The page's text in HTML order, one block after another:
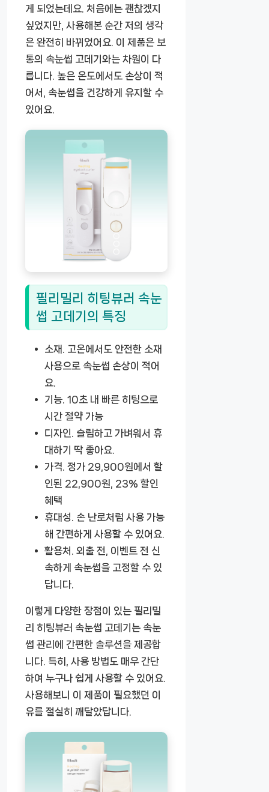
게 되었는데요. 처음에는 괜찮겠지
싶었지만, 사용해본 순간 저의 생각
은 완전히 바뀌었어요. 이 제품은 보
통의 속눈썹 고데기와는 차원이 다
릅니다. 높은 온도에서도 손상이 적
어서, 속눈썹을 건강하게 유지할 수
있어요.
필리밀리 히팅뷰러 속눈
썹 고데기의 특징
소재.
고온에서도 안전한 소재
사용으로 속눈썹 손상이 적어
요.
기능. 10초 내 빠른 히팅으로
시간 절약 가능
디자인.
슬림하고 가벼워서 휴
대하기 딱 좋아요.
가격. 정가 29,900원에서 할
인된 22,900원, 23% 할인
혜택
휴대성. 손 난로처럼 사용 가능
해 간편하게 사용할 수 있어요.
활용처.
외출 전, 이벤트 전 신
속하게 속눈썹을 고정할 수 있
답니다.
이렇게 다양한 장점이 있는 필리밀
리 히팅뷰러 속눈썹 고데기는 속눈
썹 관리에 간편한 솔루션을 제공합
니다. 특히, 사용 방법도 매우 간단
하여 누구나 쉽게 사용할 수 있어요.
사용해보니 이 제품이 필요했던 이
유를 절실히 깨달았답니다.